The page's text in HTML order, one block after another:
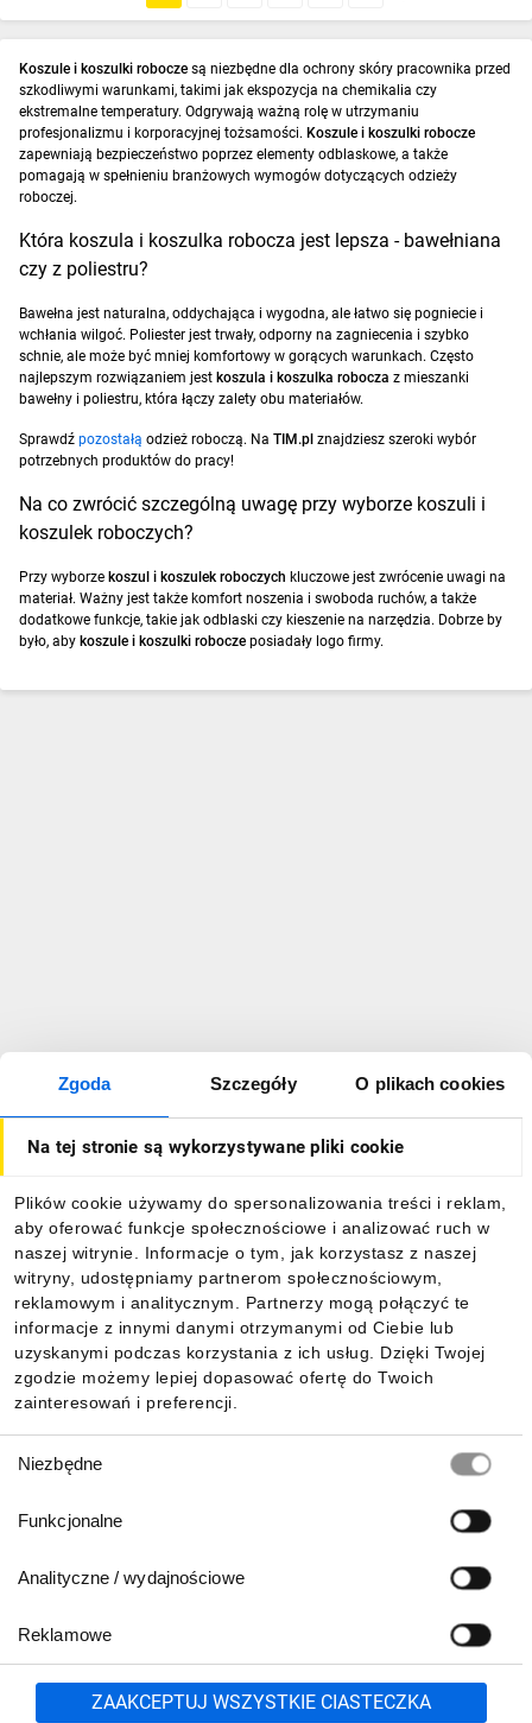
Zgoda Szczegóły O plikach cookies
Na tej stronie są wykorzystywane pliki cookie
Plików cookie używamy do spersonalizowania treści i reklam,
aby oferować funkcje społecznościowe i analizować ruch w
naszej witrynie. Informacje o tym, jak korzystasz z naszej
witryny, udostępniamy partnerom społecznościowym,
reklamowym i analitycznym. Partnerzy mogą połączyć te
informacje z innymi danymi otrzymanymi od Ciebie lub
uzyskanymi podczas korzystania z ich usług. Dzięki Twojej
zgodzie możemy lepiej dopasować ofertę do Twoich
zainteresowań i preferencji.
zgody
Niezbędne
Funkcjonalne
Analityczne / wydajnościowe
Reklamowe
ZAAKCEPTUJ WSZYSTKIE CIASTECZKA
Koszule i koszulki robocze są niezbędne dla ochrony skóry pracownika przed
szkodliwymi warunkami, takimi jak ekspozycja na chemikalia czy
ekstremalne temperatury. Odgrywają ważną rolę w utrzymaniu
profesjonalizmu i korporacyjnej tożsamości. Koszule i koszulki robocze
zapewniają bezpieczeństwo poprzez elementy odblaskowe, a także
pomagają w spełnieniu branżowych wymogów dotyczących odzieży
roboczej.
Która koszula i koszulka robocza jest lepsza - bawełniana
czy z poliestru?
Bawełna jest naturalna, oddychająca i wygodna, ale łatwo się pogniecie i
wchłania wilgoć. Poliester jest trwały, odporny na zagniecenia i szybko
schnie, ale może być mniej komfortowy w gorących warunkach. Często
najlepszym rozwiązaniem jest koszula i koszulka robocza z mieszanki
bawełny i poliestru, która łączy zalety obu materiałów.
Sprawdź pozostałą odzież roboczą. Na TIM.pl znajdziesz szeroki wybór
potrzebnych produktów do pracy!
Na co zwrócić szczególną uwagę przy wyborze koszuli i
koszulek roboczych?
Przy wyborze koszul i koszulek roboczych kluczowe jest zwrócenie uwagi na
materiał. Ważny jest także komfort noszenia i swoboda ruchów, a także
dodatkowe funkcje, takie jak odblaski czy kieszenie na narzędzia. Dobrze by
było, aby koszule i koszulki robocze posiadały logo firmy.